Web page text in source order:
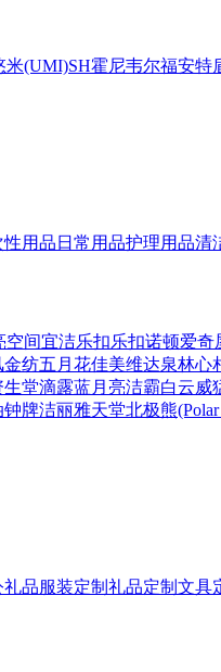
米(UMI)SH霍尼韦尔福安特
性用品 日常用品护理用品清
空间宜洁乐扣乐扣诺顿爱奇
金纺五月花佳美维达泉林心
生堂滴露蓝月亮洁霸白云威
钟牌洁丽雅天堂北极熊(Polar
礼品服装定制 礼品定制 文具